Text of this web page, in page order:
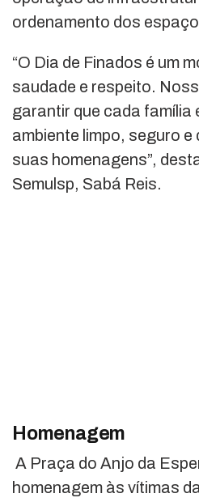
ordenamento dos
“O Dia de Finados é um
saudade e respeito.
garantir que cada família
ambiente limpo, seguro
suas homenagens”,
Semulsp, Sabá Reis.
Homenagem
A Praça do Anjo da
homenagem às vítimas